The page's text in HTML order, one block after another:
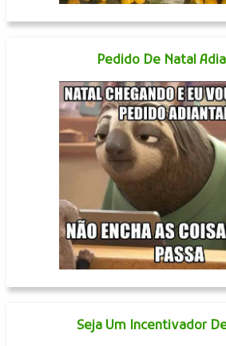
Pedido De Natal
Seja Um Incentivador